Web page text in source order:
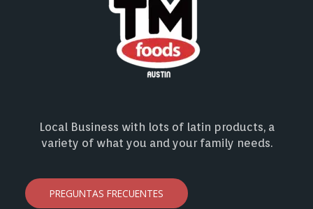
Local Business with lots of latin products, a
variety of what you and your family needs.
PREGUNTAS FRECUENTES